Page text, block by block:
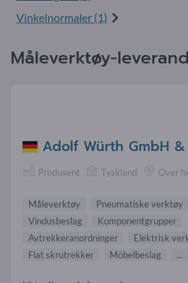
Vinkelnormaler (1)
Måleverktøy-
Adolf Würth GmbH &
Produsent Tyskland Over
Måleverktøy
Pneumatiske verktøy
Vindusbeslag
Komponentgrupper
Avtrekkeranordninger
Elektrisk
Flat skrutrekker
Möbelbeslag ...